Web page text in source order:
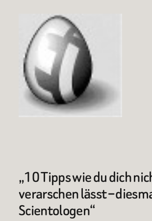
springen
„10 Tipps wie du dich
verarschen lässt –
Scientologen“